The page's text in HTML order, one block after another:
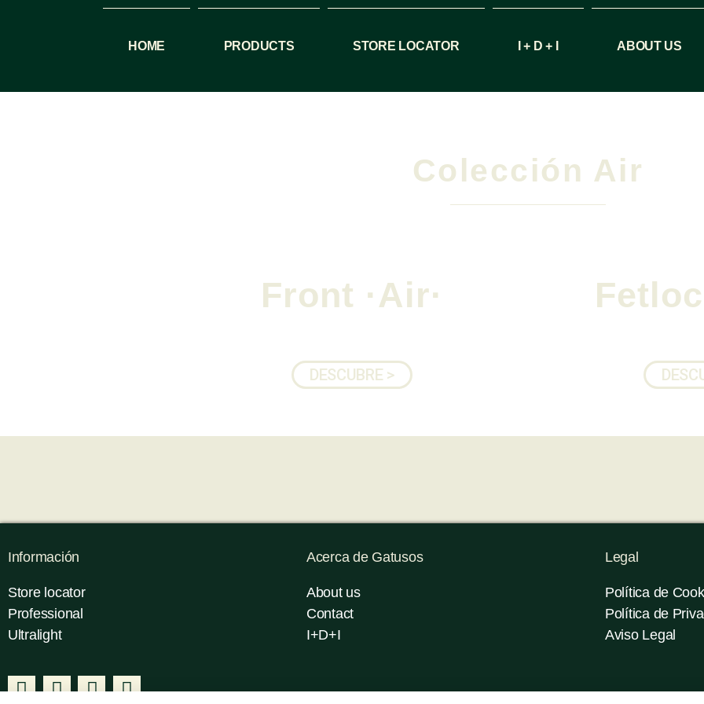
HOME PRODUCTS STORE LOCATOR I + D + I ABOUT US
Colección Air
Front ·Air·
DESCUBRE >
Información
Store locator
Professional
Ultralight
Acerca de Gatusos
About us
Contact
I+D+I
Legal
Política de
Política de
Aviso Legal